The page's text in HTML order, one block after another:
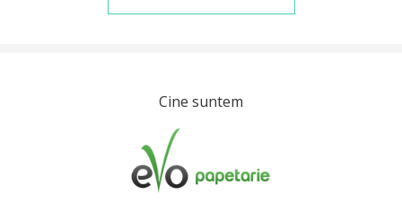
Cine suntem